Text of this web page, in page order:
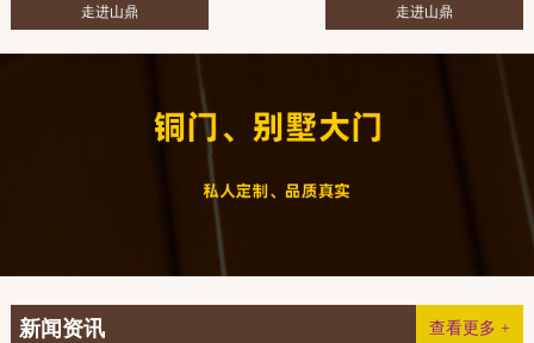
走进山鼎 走进山鼎
查看更多 +
新闻资讯